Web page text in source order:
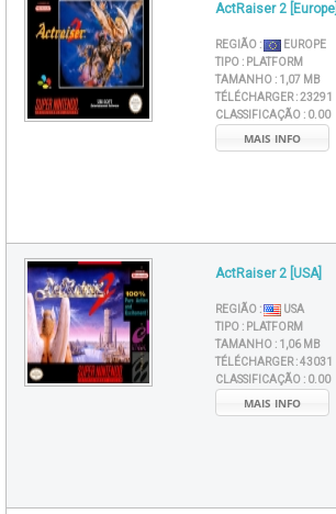
ActRaiser 2 [Europe]
REGIÃO :
EUROPE
TIPO : PLATFORM
TAMANHO : 1,07 MB
TÉLÉCHARGER :23291
CLASSIFICAÇÃO : 0.00
MAIS INFO
ActRaiser 2 [USA]
REGIÃO :
USA
TIPO : PLATFORM
TAMANHO : 1,06 MB
TÉLÉCHARGER :43031
CLASSIFICAÇÃO : 0.00
MAIS INFO